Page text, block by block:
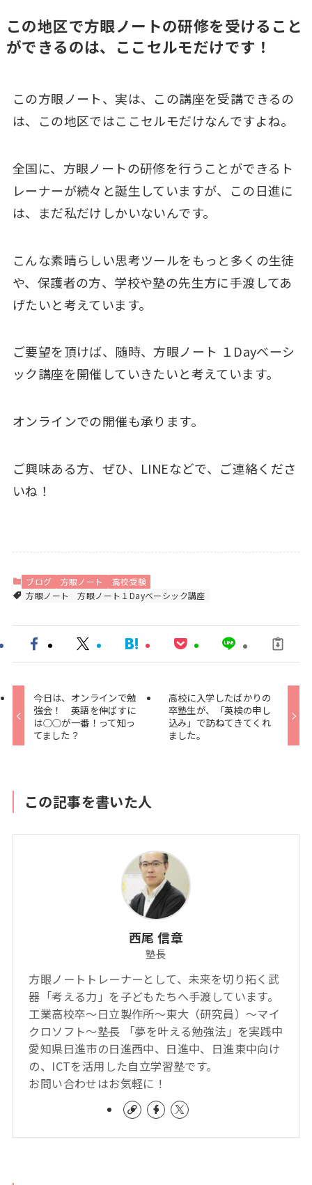
この地区で方眼ノートの研修を受けること
ができるのは、ここセルモだけです！
この方眼ノート、実は、この講座を受講できるの
は、この地区ではここセルモだけなんですよね。
全国に、方眼ノートの研修を行うことができるト
レーナーが続々と誕生していますが、この日進に
は、まだ私だけしかいないんです。
こんな素晴らしい思考ツールをもっと多くの生徒
や、保護者の方、学校や塾の先生方に手渡してあ
げたいと考えています。
ご要望を頂けば、随時、方眼ノート １Dayベーシ
ック講座を開催していきたいと考えています。
オンラインでの開催も承ります。
ご興味ある方、ぜひ、LINEなどで、ご連絡くださ
いね！
ブログ 方眼ノート
高校受験
方眼ノート
方眼ノート１Dayベーシック講座
今日は、オンラインで勉
強会！ 英語を伸ばすに
は○○が一番！って知っ
てました？
高校に入学したばかりの
卒塾生が、「英検の申し
込み」で訪ねてきてくれ
ました。
この記事を書いた人
西尾 信章
塾長
方眼ノートトレーナーとして、未来を切り拓く武
器「考える力」を子どもたちへ手渡しています。
工業高校卒～日立製作所～東大（研究員）～マイ
クロソフト～塾長 「夢を叶える勉強法」を実践中
愛知県日進市の日進西中、日進中、日進東中向け
の、ICTを活用した自立学習塾です。
お問い合わせはお気軽に！